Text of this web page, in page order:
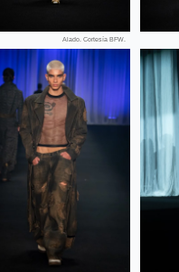
Alado. Cortesía BFW.